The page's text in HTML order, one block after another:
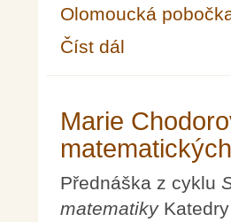
Olomoucká
Číst dál
Marie
Přednáška z cyklu
matematikyKatedry